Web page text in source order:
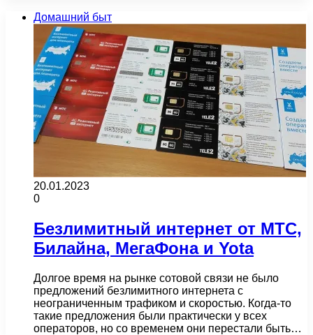
Домашний быт
20.01.2023
0
Безлимитный интернет от МТС,
Билайна, МегаФона и Yota
Долгое время на рынке сотовой связи не было
предложений безлимитного интернета с
неограниченным трафиком и скоростью. Когда-то
такие предложения были практически у всех
операторов, но со временем они перестали быть…